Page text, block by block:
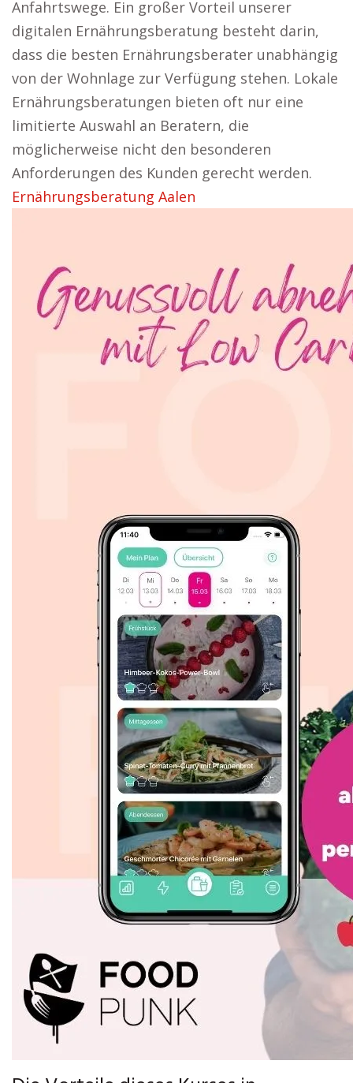
Anfahrtswege. Ein großer Vorteil unserer
digitalen Ernährungsberatung besteht darin,
dass die besten Ernährungsberater unabhängig
von der Wohnlage zur Verfügung stehen. Lokale
Ernährungsberatungen bieten oft nur eine
limitierte Auswahl an Beratern, die
möglicherweise nicht den besonderen
Anforderungen des Kunden gerecht werden.
Ernährungsberatung Aalen